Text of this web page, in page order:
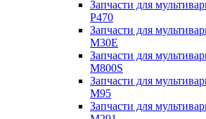
Запчасти для
P470
Запчасти для
M30E
Запчасти для
M800S
Запчасти для
M95
Запчасти для